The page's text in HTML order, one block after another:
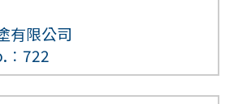
有限公司